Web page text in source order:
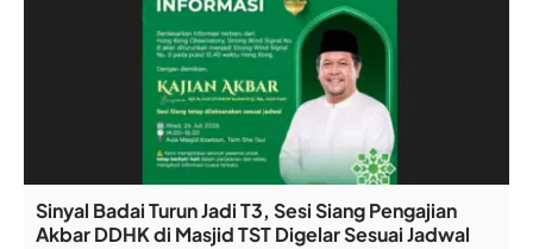
Sinyal Badai Turun Jadi T3, Sesi Siang Pengajian
Akbar DDHK di Masjid TST Digelar Sesuai Jadwal